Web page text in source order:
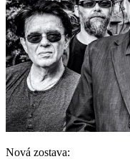
Nová zostava: